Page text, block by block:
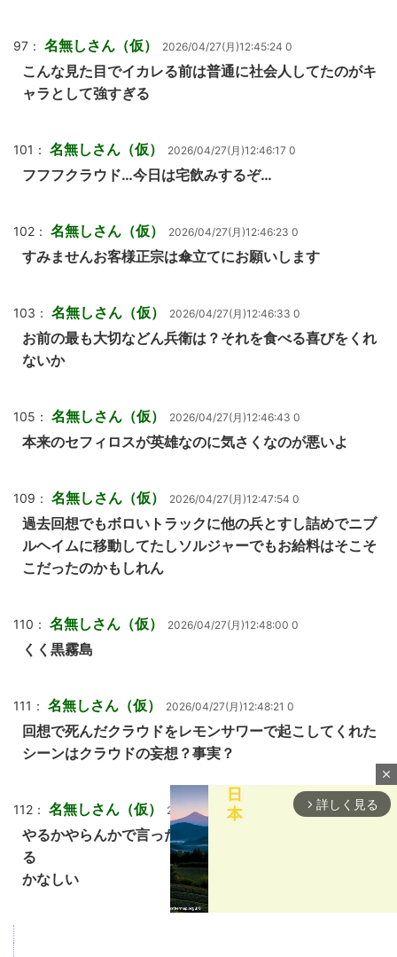
97： 名無しさん（仮） 2026/04/27(月)12:45:24 0
こんな見た目でイカレる前は普通に社会人してたのがキ
ャラとして強すぎる
101： 名無しさん（仮） 2026/04/27(月)12:46:17 0
フフフクラウド…今日は宅飲みするぞ…
102： 名無しさん（仮） 2026/04/27(月)12:46:23 0
すみませんお客様正宗は傘立てにお願いします
103： 名無しさん（仮） 2026/04/27(月)12:46:33 0
お前の最も大切などん兵衛は？それを食べる喜びをくれ
ないか
105： 名無しさん（仮） 2026/04/27(月)12:46:43 0
本来のセフィロスが英雄なのに気さくなのが悪いよ
109： 名無しさん（仮） 2026/04/27(月)12:47:54 0
過去回想でもボロいトラックに他の兵とすし詰めでニブ
ルヘイムに移動してたしソルジャーでもお給料はそこそ
こだったのかもしれん
110： 名無しさん（仮） 2026/04/27(月)12:48:00 0
くく黒霧島
111： 名無しさん（仮） 2026/04/27(月)12:48:21 0
回想で死んだクラウドをレモンサワーで起こしてくれた
シーンはクラウドの妄想？事実？
112： 名無しさん（仮） 2026/04/27(月)12:48:47 0
やるかやらんかで言ったら昔のセフィロスなら普通にや
る
かなしい
close
arrow_forward_ios 詳しく見る